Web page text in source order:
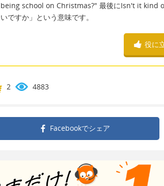
being school on Christmas?" 最後にIsn't it kind
いですか」という意味です。
役に
2 4883
Facebookでシェア